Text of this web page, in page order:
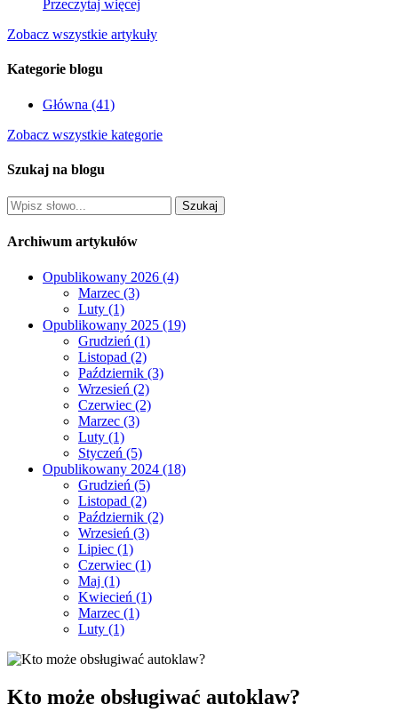
Przeczytaj więcej
Zobacz wszystkie artykuły
Kategorie blogu
Główna (41)
Zobacz wszystkie kategorie
Szukaj na blogu
Archiwum artykułów
Opublikowany 2026 (4)
Marzec (3)
Luty (1)
Opublikowany 2025 (19)
Grudzień (1)
Listopad (2)
Październik (3)
Wrzesień (2)
Czerwiec (2)
Marzec (3)
Luty (1)
Styczeń (5)
Opublikowany 2024 (18)
Grudzień (5)
Listopad (2)
Październik (2)
Wrzesień (3)
Lipiec (1)
Czerwiec (1)
Maj (1)
Kwiecień (1)
Marzec (1)
Luty (1)
Kto może obsługiwać autoklaw?